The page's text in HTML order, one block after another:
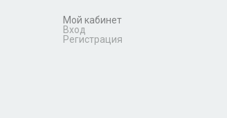
Мой кабинет
Вход
Регистрация